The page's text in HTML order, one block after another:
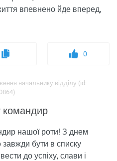
впевнено йде вперед,
0
начальнику відділу (id:
командир
нашої роти! З днем
бути в списку
до успіху, слави і